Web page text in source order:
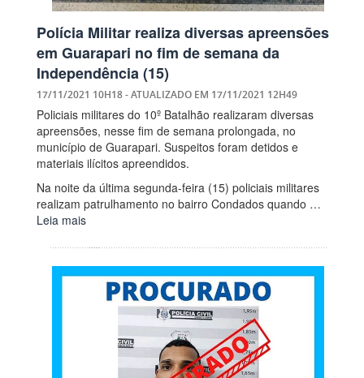
Polícia Militar realiza diversas apreensões
em Guarapari no fim de semana da
Independência (15)
17/11/2021 10H18- ATUALIZADO EM 17/11/2021 12H49
Policiais militares do 10º Batalhão realizaram diversas
apreensões, nesse fim de semana prolongada, no
município de Guarapari. Suspeitos foram detidos e
materiais ilícitos apreendidos.
Na noite da última segunda-feira (15) policiais militares
realizam patrulhamento no bairro Condados quando …
Leia mais